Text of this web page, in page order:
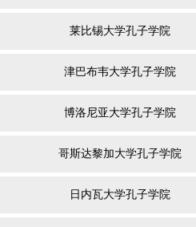
莱比锡大学孔子学院
津巴布韦大学孔子学院
博洛尼亚大学孔子学院
哥斯达黎加大学孔子学院
日内瓦大学孔子学院